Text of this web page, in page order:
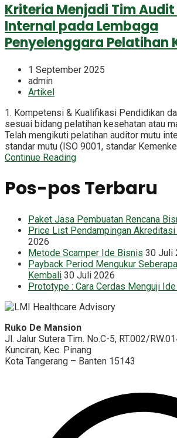
Kriteria Menjadi Tim
Internal pada Lembaga
Penyelenggara Pelatihan
1 September 2025
admin
Artikel
1. Kompetensi & Kualifikasi Pendidikan
sesuai bidang pelatihan kesehatan atau
Telah mengikuti pelatihan auditor mutu
standar mutu (ISO 9001, standar
Continue Reading
Pos-pos Terbaru
Paket Jasa Pembuatan Rencana
Price List Pendampingan
2026
Metode Scamper Ide Bisnis 30 Juli
Payback Period Mengukur
Kembali 30 Juli 2026
Prototype : Cara Cerdas Menguji
Ruko De Mansion
Jl. Jalur Sutera Tim. No.C-5, RT.002/
Kunciran, Kec. Pinang
Kota Tangerang – Banten 15143